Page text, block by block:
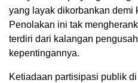
yang layak dikorbankan demi
Penolakan ini tak
terdiri dari kalangan
kepentingannya.
Ketiadaan partisipasi publik